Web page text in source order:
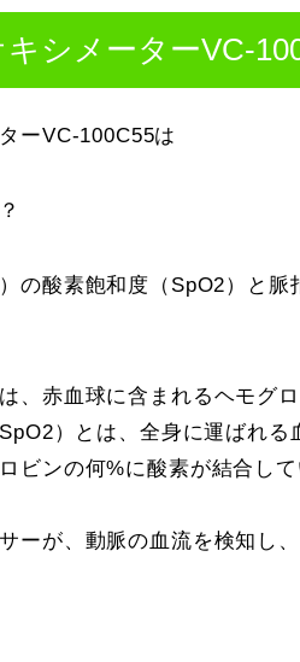
シメーターVC-
ーVC-100C55は
の酸素飽和度（SpO2）と
、赤血球に含まれるヘモグ
）とは、全身に運ばれる
ビンの何%に酸素が結合し
ーが、動脈の血流を検知し